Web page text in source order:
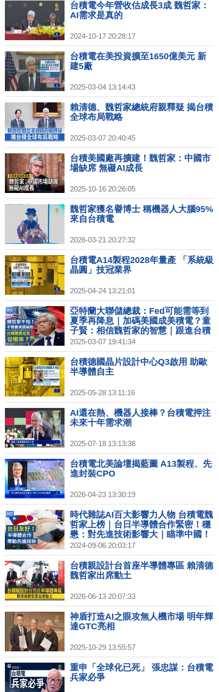
台積電今年營收估成長3成 魏哲家：
AI需求是真的
2024-10-17 20:28:17
台積電在美投資擴至1650億美元 新
建5廠
2025-03-04 13:14:43
賴清德、魏哲家總統府親釋疑 揭台積
全球布局戰略
2025-03-07 20:40:45
台積美國廠再擴建！魏哲家：中國市
場缺席 無礙AI成長
2025-10-16 20:26:05
魏哲家獲名譽博士 稱機器人大腦95%
來自台積電
2026-03-21 20:27:32
台積電A14製程2028年量產 「系統級
晶圓」技冠業界
2025-04-24 13:21:01
亞特蘭大聯儲總裁：Fed可能需等到
夏季再降息｜加碼美國成美積電？童
子賢：相信魏哲家的智慧｜跟進台積
西門子增2.85億美元在美設2座新廠
｜二手市場消費熱 日最大二手電商平
台插旗台灣
2025-03-07 19:41:34
台積德國晶片設計中心Q3啟用 助歐
半導體自主
2025-05-28 13:11:16
AI還在熱、機器人接棒？台積電押注
未來十年需求潮
2025-07-18 13:13:38
台積電北美論壇揭藍圖 A13製程、先
進封裝CPO
2026-04-23 13:30:19
時代雜誌AI百大影響力人物 台積電魏
哲家上榜｜台日半導體合作緊密！穩
懋：對先進技術影響大｜瞄準中國！
荷蘭再擴大晶片製造設備出口限制
2024-09-06 20:03:17
台積親設計台首座半導體專區 賴清德
魏哲家出席動土
2026-06-13 20:07:33
神盾打造AI之眼攻無人機市場 明年輝
達GTC亮相
2025-10-29 13:55:57
重申「全球化已死」 張忠謀：台積電
兵家必爭